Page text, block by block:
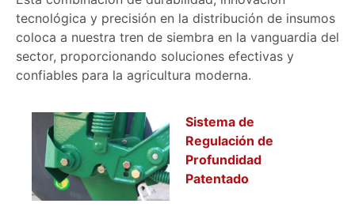
tecnológica y precisión en la distribución de insumos
coloca a nuestra tren de siembra en la vanguardia del
sector, proporcionando soluciones efectivas y
confiables para la agricultura moderna.
Sistema de
Regulación de
Profundidad
Patentado